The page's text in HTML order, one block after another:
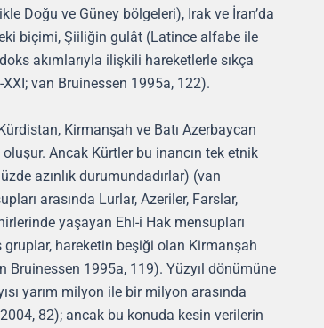
Doğu ve Güney bölgeleri), Irak ve İran’da
biçimi, Şiiliğin gulât (Latince alfabe ile
akımlarıyla ilişkili hareketlerle sıkça
van Bruinessen 1995a, 122).
Kirmanşah ve Batı Azerbaycan
Ancak Kürtler bu inancın tek etnik
azınlık durumundadırlar) (van
arasında Lurlar, Azeriler, Farslar,
yaşayan Ehl-i Hak mensupları
hareketin beşiği olan Kirmanşah
Bruinessen 1995a, 119). Yüzyıl dönümüne
yarım milyon ile bir milyon arasında
82); ancak bu konuda kesin verilerin